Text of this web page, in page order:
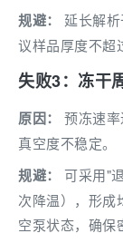
规避：
延长解
议样品厚度不超
失败3：冻干
原因：
预冻速
真空度不稳定。
规避：
可采用"
次降温），形成
空泵状态，确保